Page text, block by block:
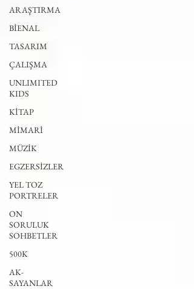
ARAŞTIRMA
BİENAL
TASARIM
ÇALIŞMA
UNLIMITED
KIDS
KİTAP
MİMARİ
MÜZİK
EGZERSİZLER
YEL TOZ
PORTRELER
ON
SORULUK
SOHBETLER
500K
AK-
SAYANLAR